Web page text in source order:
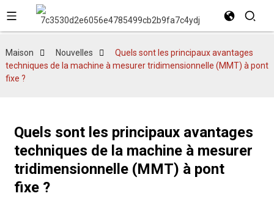
Maison Nouvelles
Quels sont les principaux avantages
techniques de la machine à mesurer tridimensionnelle (MMT) à pont
fixe ?
Quels sont les principaux avantages
techniques de la machine à mesurer
tridimensionnelle (MMT) à pont
fixe ?